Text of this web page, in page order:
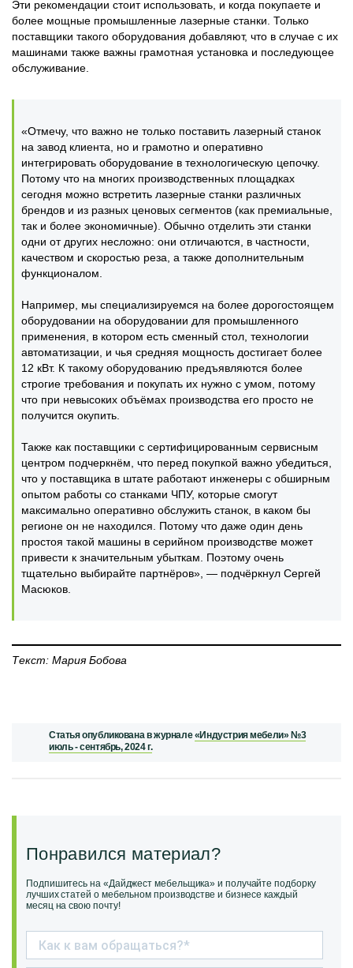
Эти рекомендации стоит использовать, и когда покупаете и
более мощные промышленные лазерные станки. Только
поставщики такого оборудования добавляют, что в случае с их
машинами также важны грамотная установка и последующее
обслуживание.
«Отмечу, что важно не только поставить лазерный станок
на завод клиента, но и грамотно и оперативно
интегрировать оборудование в технологическую цепочку.
Потому что на многих производственных площадках
сегодня можно встретить лазерные станки различных
брендов и из разных ценовых сегментов (как премиальные,
так и более экономичные). Обычно отделить эти станки
одни от других несложно: они отличаются, в частности,
качеством и скоростью реза, а также дополнительным
функционалом.
Например, мы специализируемся на более дорогостоящем
оборудовании на оборудовании для промышленного
применения, в котором есть сменный стол, технологии
автоматизации, и чья средняя мощность достигает более
12 кВт. К такому оборудованию предъявляются более
строгие требования и покупать их нужно с умом, потому
что при невысоких объёмах производства его просто не
получится окупить.
Также как поставщики с сертифицированным сервисным
центром подчеркнём, что перед покупкой важно убедиться,
что у поставщика в штате работают инженеры с обширным
опытом работы со станками ЧПУ, которые смогут
максимально оперативно обслужить станок, в каком бы
регионе он не находился. Потому что даже один день
простоя такой машины в серийном производстве может
привести к значительным убыткам. Поэтому очень
тщательно выбирайте партнёров», — подчёркнул Сергей
Масюков.
Текст: Мария Бобова
Статья опубликована в журнале«Индустрия мебели» №3
июль - сентябрь, 2024 г.
Понравился материал?
Подпишитесь на «Дайджест мебельщика» и получайте подборку
лучших статей о мебельном производстве и бизнесе каждый
месяц на свою почту!